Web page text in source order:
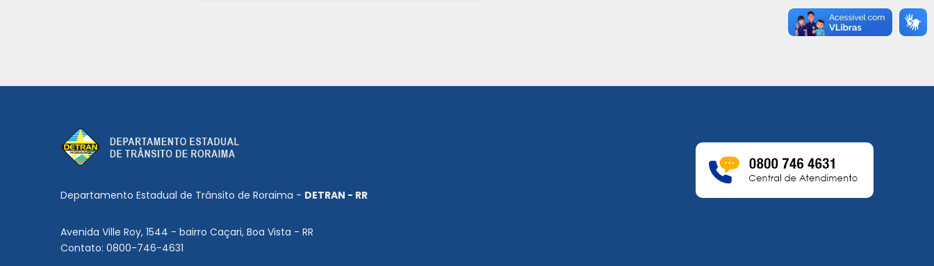
Departamento Estadual de Trânsito de Roraima - DETRAN - RR
Avenida Ville Roy, 1544 - bairro Caçari, Boa Vista - RR
Contato: 0800-746-4631